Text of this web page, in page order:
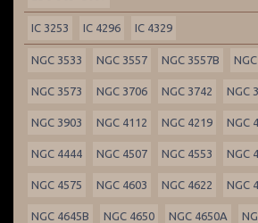
IC 3253 IC 4296 IC 4329
NGC 3533 NGC 3557 NGC 3557B
NGC 3573 NGC 3706 NGC 3742 NGC
NGC 3903 NGC 4112 NGC 4219 NGC
NGC 4444 NGC 4507 NGC 4553 NGC
NGC 4575 NGC 4603 NGC 4622 NGC
NGC 4645B NGC 4650 NGC 4650A